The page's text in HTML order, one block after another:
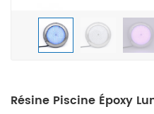
Résine Piscine Époxy